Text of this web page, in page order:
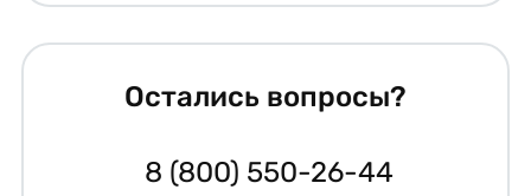
Остались вопросы?
8 (800) 550-26-44